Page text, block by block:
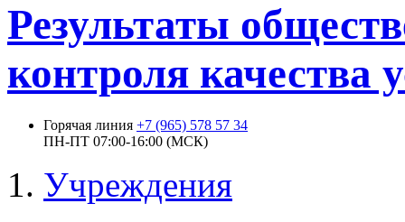
Результаты
контроля качества
Горячая линия +7 (965) 578 57 34
ПН-ПТ 07:00-16:00 (МСК)
Учреждения